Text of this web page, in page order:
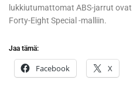
lukkiutumattomat ABS-jarrut
Forty-Eight Special -malliin.
Jaa tämä:
Facebook X